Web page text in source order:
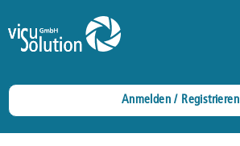
Anmelden / Registrieren